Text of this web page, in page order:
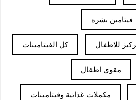
فيتامين بشره
للاطفال كل الفيتامينات
مقوي اطفال
مكملات غذائية وفيتامينات